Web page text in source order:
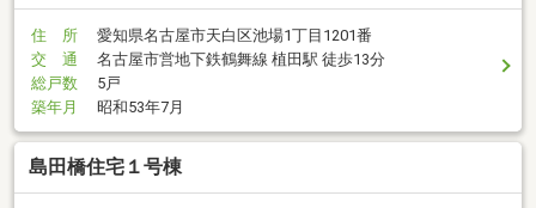
住 所
愛知県名古屋市天白区池場1丁目1201番
交 通
名古屋市営地下鉄鶴舞線 植田駅 徒歩13分
総戸数
5戸
築年月
昭和53年7月
島田橋住宅１号棟